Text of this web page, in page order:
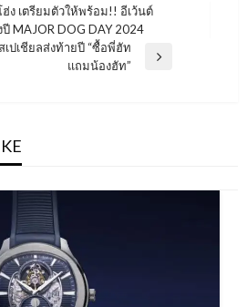
ฮ่ง เตรียมตัวให้พร้อม!! อีเว้นต์
MAJOR DOG DAY 2024
ปเชียลส่งท้ายปี “ซื้อพี่ฮัท
แถมน้องฮัท”